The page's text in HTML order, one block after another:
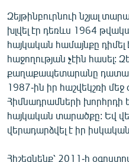
Զեյթինբուրնուի նշյալ
խլվել էր դեռևս 1964
հայկական համայնքը
հաջողության չէին հասել:
քաղաքապետարանը
1987-ին իր հաշվեկշռի մեջ
Հիմնադրամների խորհրդի
հայկական տարածքը: Եվ
վերադարձվել է իր
Հիշեցնենք՝ 2011-ի